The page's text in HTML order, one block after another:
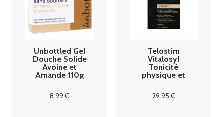
Unbottled Gel
Douche Solide
Avoine et
Amande 110g
8.99 €
Telostim
Vitalosyl
Tonicité
physique et
gélules
29.95€